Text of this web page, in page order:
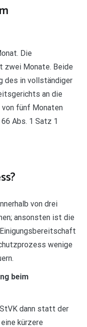
Die
zwei Monate. Beide
des in vollständiger
an die
fünf Monaten
Abs. 1 Satz 1
von drei
ansonsten ist die
wenige
beim
dann statt der
kürzere